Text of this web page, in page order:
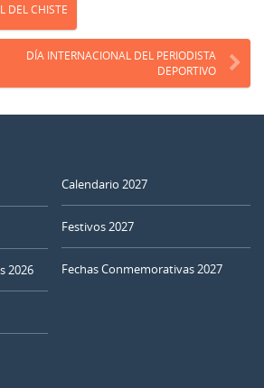
DEL CHISTE
DÍA INTERNACIONAL DEL PERIODISTA
DEPORTIVO
2026
Calendario 2027
Festivos 2027
Fechas Conmemorativas 2027